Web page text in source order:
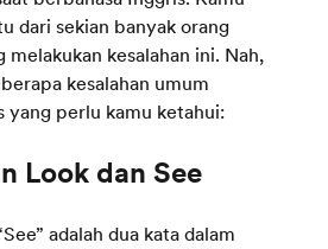
dari sekian banyak orang
melakukan kesalahan ini. Nah,
kesalahan umum
yang perlu kamu ketahui:
adalah dua kata dalam